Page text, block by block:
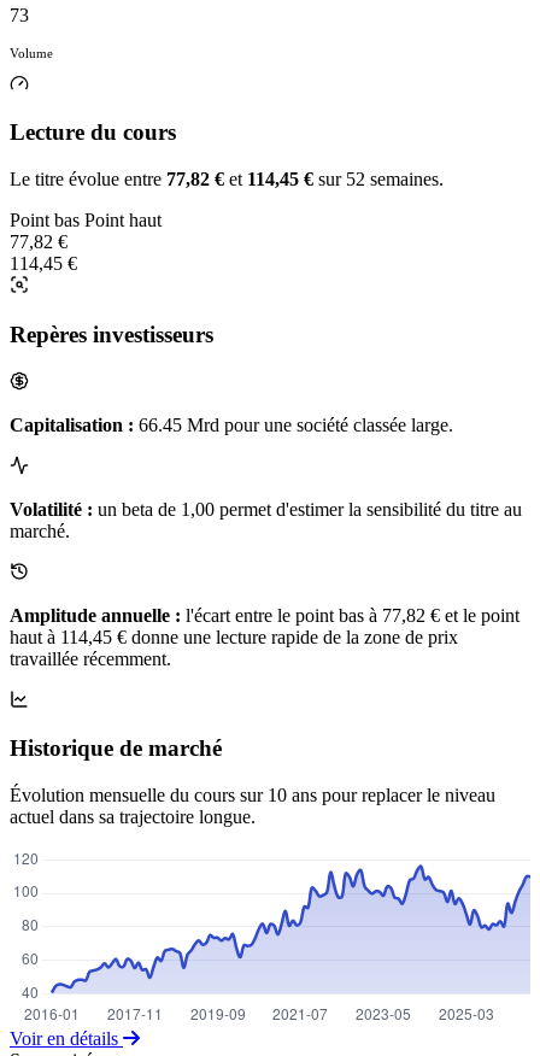
73
Volume
Lecture du cours
Le titre évolue entre 77,82 € et 114,45 € sur 52 semaines.
Point bas Point haut
77,82 €
114,45 €
Repères investisseurs
Capitalisation : 66.45 Mrd pour une société classée large.
Volatilité : un beta de 1,00 permet d'estimer la sensibilité du titre au
marché.
Amplitude annuelle : l'écart entre le point bas à 77,82 € et le point
haut à 114,45 € donne une lecture rapide de la zone de prix
travaillée récemment.
Historique de marché
Évolution mensuelle du cours sur 10 ans pour replacer le niveau
actuel dans sa trajectoire longue.
Voir en détails